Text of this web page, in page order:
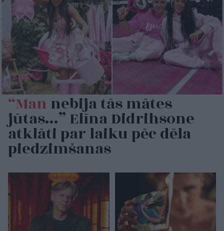
“Mannebija tās mātes
jūtas…” Elīna Didrihsone
atklāti par laiku pēc dēla
piedzimšanas